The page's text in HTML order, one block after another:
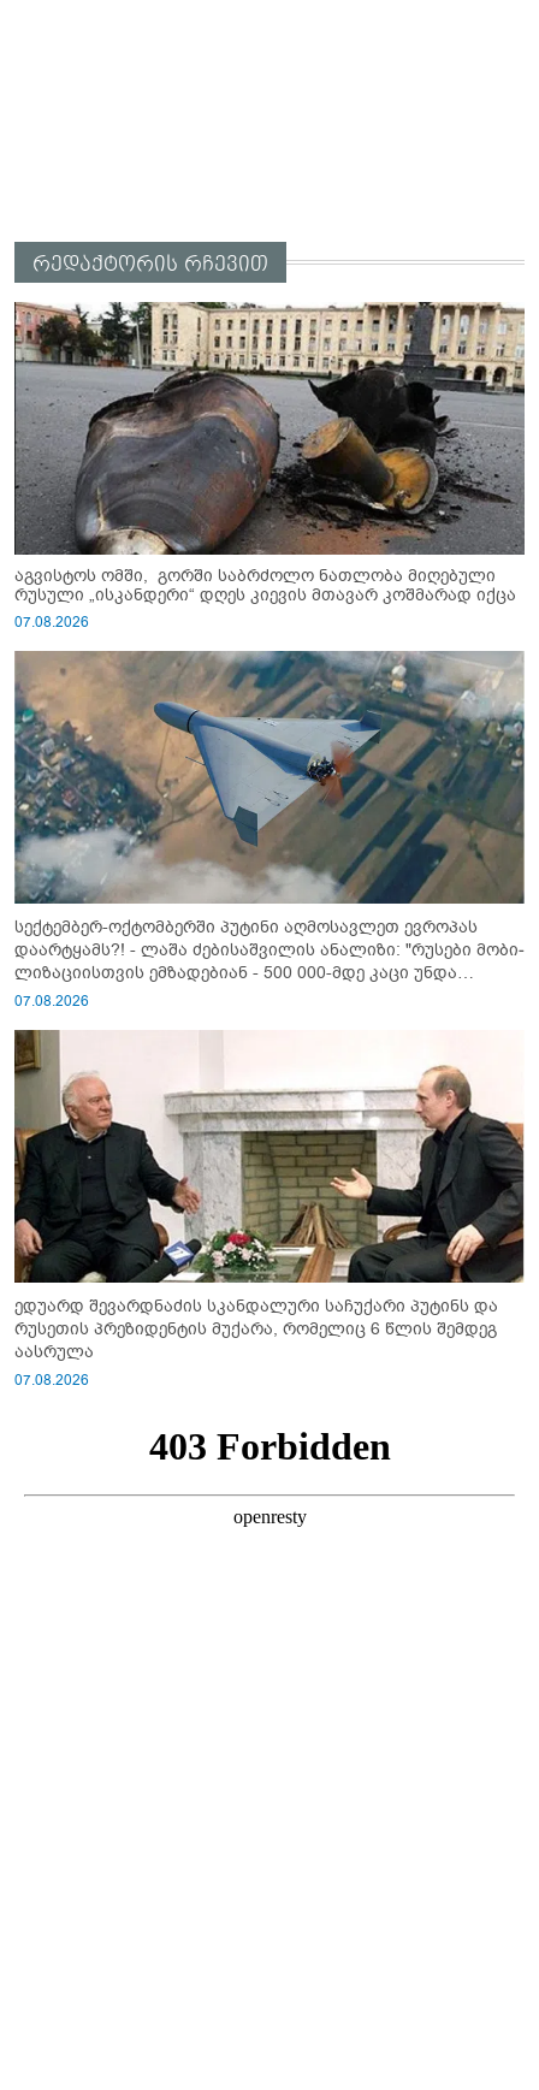
რედაქტორის რჩევით
აგვისტოს ომში, გორში საბრძოლო ნათლობა მიღებული
რუსული „ისკანდერი“ დღეს კიევის მთავარ კოშმარად იქცა
07.08.2026
სექტემბერ-ოქტომბერში პუტინი აღმოსავლეთ ევროპას
დაარტყამს?! - ლაშა ძებისაშვილის ანალიზი: "რუსები მობი­
ლიზაციისთვის ემზადებიან - 500 000-მდე კაცი უნდა
გაიწვიონ ომში"
07.08.2026
ედუარდ შევარდნაძის სკანდალური საჩუქარი პუტინს და
რუსეთის პრეზიდენტის მუქარა, რომელიც 6 წლის შემდეგ
აასრულა
07.08.2026